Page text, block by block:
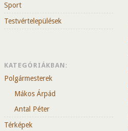
Sport
Testvértelepülések
KATEGÓRIÁKBAN:
Polgármesterek
Mákos Árpád
Antal Péter
Térképek